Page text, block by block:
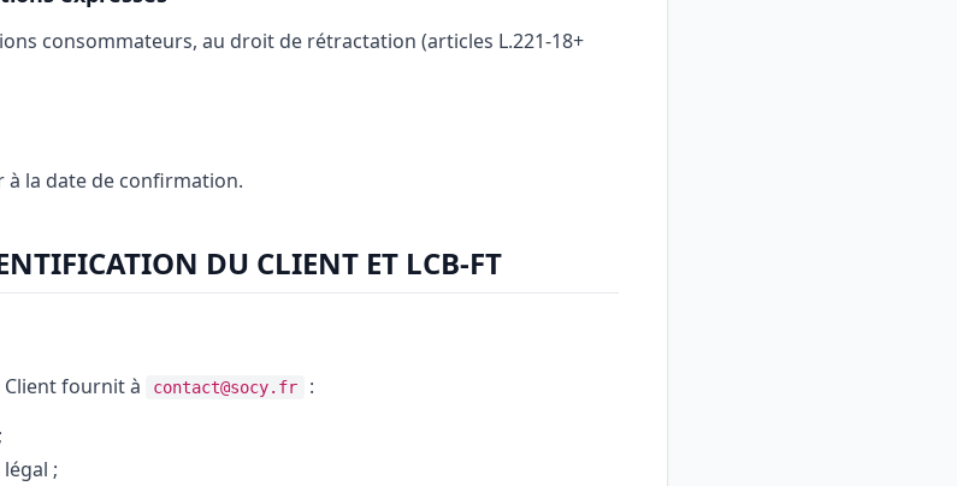
consommateurs, au droit de rétractation (articles L.221-18+
à la date de confirmation.
DU CLIENT ET LCB-FT
fournit à contact@socy.fr
:
;